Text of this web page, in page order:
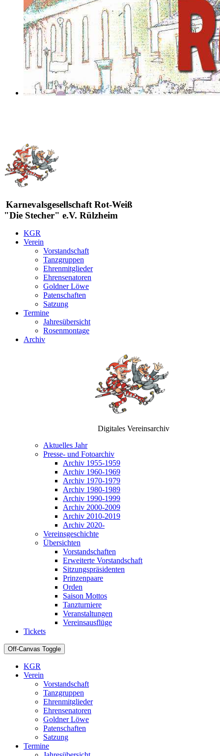
Karnevalsgesellschaft Rot-Weiß
"Die Stecher" e.V. Rülzheim
KGR
Verein
Vorstandschaft
Tanzgruppen
Ehrenmitglieder
Ehrensenatoren
Goldner Löwe
Patenschaften
Satzung
Termine
Jahresübersicht
Rosenmontage
Archiv
Digitales Vereinsarchiv
Aktuelles Jahr
Presse- und Fotoarchiv
Archiv 1955-1959
Archiv 1960-1969
Archiv 1970-1979
Archiv 1980-1989
Archiv 1990-1999
Archiv 2000-2009
Archiv 2010-2019
Archiv 2020-
Vereinsgeschichte
Übersichten
Vorstandschaften
Erweiterte Vorstandschaft
Sitzungspräsidenten
Prinzenpaare
Orden
Saison Mottos
Tanzturniere
Veranstaltungen
Vereinsausflüge
Tickets
Off-Canvas Toggle
KGR
Verein
Vorstandschaft
Tanzgruppen
Ehrenmitglieder
Ehrensenatoren
Goldner Löwe
Patenschaften
Satzung
Termine